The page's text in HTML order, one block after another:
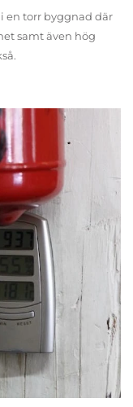
en torr byggnad där
samt även hög